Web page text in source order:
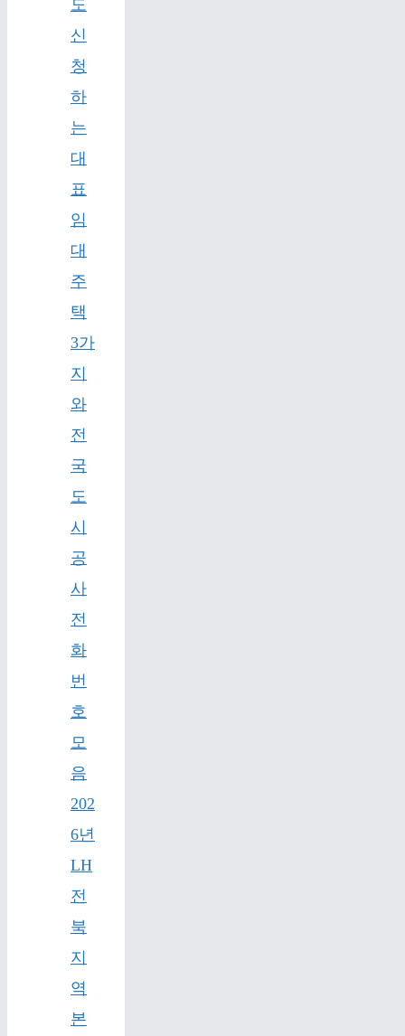
도
신
청
하
는
대
표
임
대
주
택
3가
지
와
전
국
도
시
공
사
전
화
번
호
모
음
202
6년
LH
전
북
지
역
본